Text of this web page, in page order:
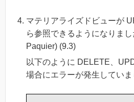
マテリアライズドビューが
ら参照できるようになりまし
Paquier) (9.3)
以下のように DELETE、
場合にエラーが発生していま